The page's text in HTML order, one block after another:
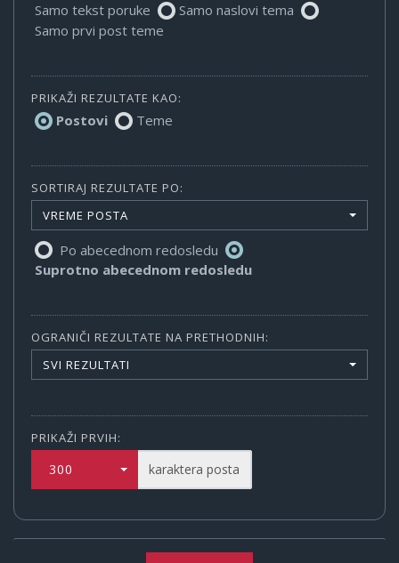
Samo tekst poruke
Samo naslovi tema
Samo prvi post teme
PRIKAŽI REZULTATE KAO:
Postovi Teme
SORTIRAJ REZULTATE PO:
VREME POSTA
Po abecednom redosledu
Suprotno abecednom redosledu
OGRANIČI REZULTATE NA PRETHODNIH:
SVI REZULTATI
PRIKAŽI PRVIH:
300 karaktera posta